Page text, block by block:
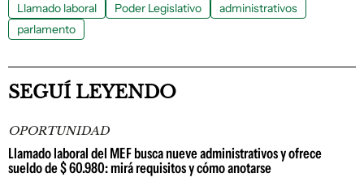
Llamado laboral Poder Legislativo
administrativos
parlamento
SEGUÍ LEYENDO
OPORTUNIDAD
Llamado laboral del MEF busca nueve administrativos y ofrece
sueldo de $ 60.980: mirá requisitos y cómo anotarse